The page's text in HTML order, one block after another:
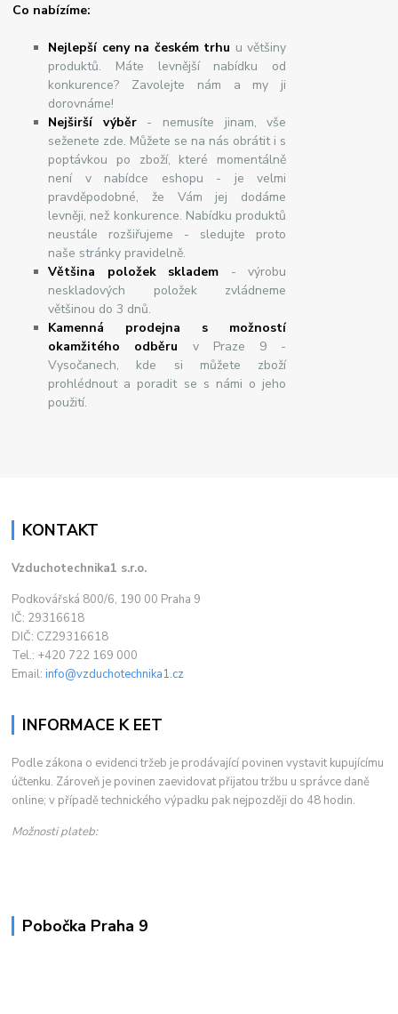
Co nabízíme:
Nejlepší ceny na českém trhu u většiny
produktů. Máte levnější nabídku od
konkurence? Zavolejte nám a my ji
dorovnáme!
Nejširšívýběr- nemusíte jinam, vše
seženete zde. Můžete se na nás obrátit i s
poptávkou po zboží, které momentálně
není v nabídce eshopu - je velmi
pravděpodobné, že Vám jej dodáme
levněji, než konkurence. Nabídku produktů
neustále rozšiřujeme - sledujte proto
naše stránky pravidelně.
Většina položek skladem - výrobu
neskladových položek zvládneme
většinou do 3 dnů.
Kamenná prodejna s možností
okamžitého odběru v Praze 9 -
Vysočanech, kde si můžete zboží
prohlédnout a poradit se s námi o jeho
použití.
KONTAKT
Vzduchotechnika1 s.r.o.
Podkovářská 800/6, 190 00 Praha 9
IČ: 29316618
DIČ: CZ29316618
Tel.: +420 722 169 000
Email:info@vzduchotechnika1.cz
INFORMACE K EET
Podle zákona o evidenci tržeb je prodávající povinen vystavit kupujícímu
účtenku. Zároveň je povinen zaevidovat přijatou tržbu u správce daně
online; v případě technického výpadku pak nejpozději do 48 hodin.
Možnosti plateb:
Pobočka Praha 9